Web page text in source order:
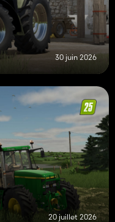
30 juin 2026
20 juillet 2026